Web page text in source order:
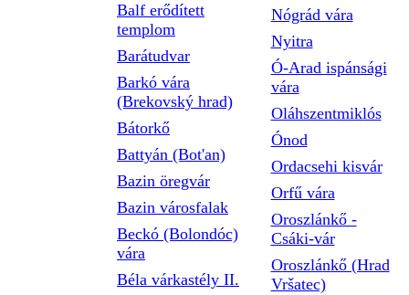
Balf erődített
templom
Barátudvar
Barkó vára
(Brekovský hrad)
Bátorkő
Battyán (Bot'an)
Bazin öregvár
Bazin városfalak
Beckó (Bolondóc)
vára
Béla várkastély II.
Nógrád vára
Nyitra
Ó-Arad ispánsági
vára
Oláhszentmiklós
Ónod
Ordacsehi kisvár
Orfű vára
Oroszlánkő -
Csáki-vár
Oroszlánkő (Hrad
Vršatec)